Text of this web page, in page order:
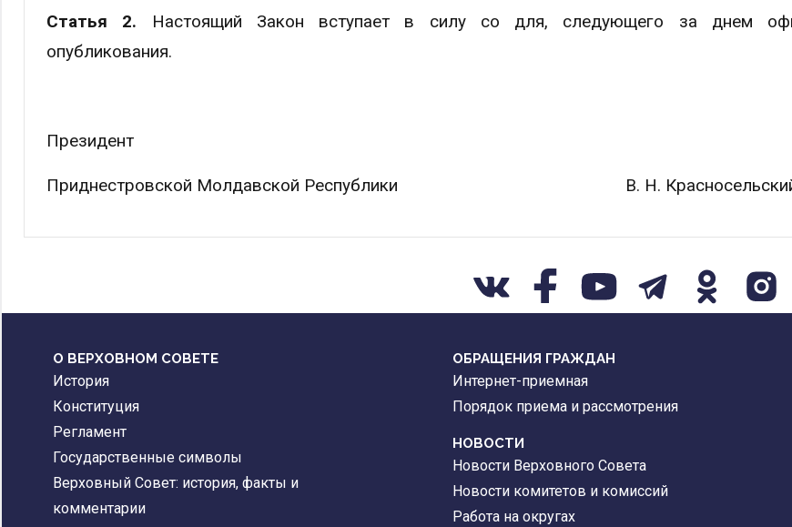
Статья 2. Настоящий Закон вступает в силу со для, следующего за днем
опубликования.
Президент
Приднестровской Молдавской Республики В. Н.
О ВЕРХОВНОМ СОВЕТЕ
История
Конституция
Регламент
Государственные символы
Верховный Совет: история, факты и
комментарии
ОБРАЩЕНИЯ ГРАЖДАН
Интернет-приемная
Порядок приема и рассмотрения
НОВОСТИ
Новости Верховного Совета
Новости комитетов и комиссий
Работа на округах